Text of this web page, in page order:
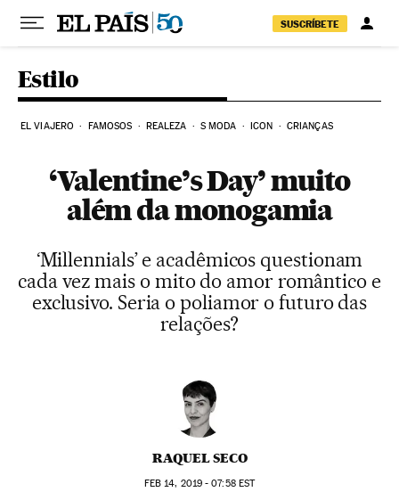
Pular para o conteúdo
SUSCRÍBETE
Estilo
EL VIAJERO FAMOSOS REALEZA S MODA ICON CRIANÇAS
‘Valentine’s Day’ muito
além da monogamia
‘Millennials’ e acadêmicos questionam
cada vez mais o mito do amor romântico e
exclusivo. Seria o poliamor o futuro das
relações?
RAQUEL SECO
FEB 14, 2019 - 07:58EST